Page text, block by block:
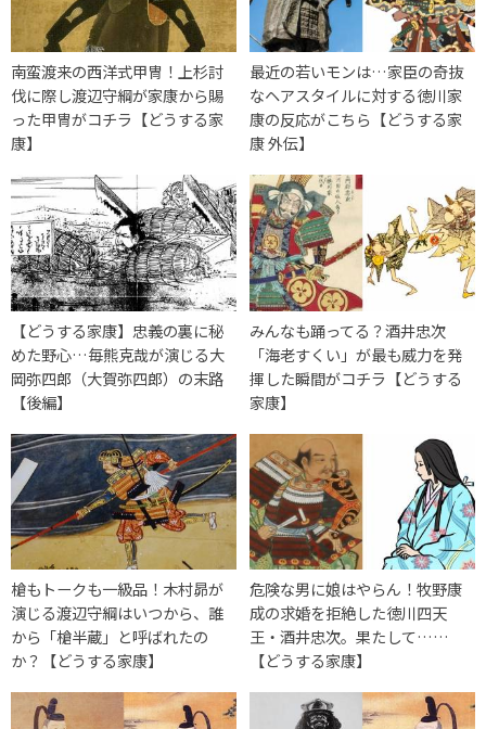
南蛮渡来の西洋式甲冑！上杉討
伐に際し渡辺守綱が家康から賜
った甲冑がコチラ【どうする家
康】
最近の若いモンは…家臣の奇抜
なヘアスタイルに対する徳川家
康の反応がこちら【どうする家
康 外伝】
【どうする家康】忠義の裏に秘
めた野心…毎熊克哉が演じる大
岡弥四郎（大賀弥四郎）の末路
【後編】
みんなも踊ってる？酒井忠次
「海老すくい」が最も威力を発
揮した瞬間がコチラ【どうする
家康】
槍もトークも一級品！木村昴が
演じる渡辺守綱はいつから、誰
から「槍半蔵」と呼ばれたの
か？【どうする家康】
危険な男に娘はやらん！牧野康
成の求婚を拒絶した徳川四天
王・酒井忠次。果たして……
【どうする家康】